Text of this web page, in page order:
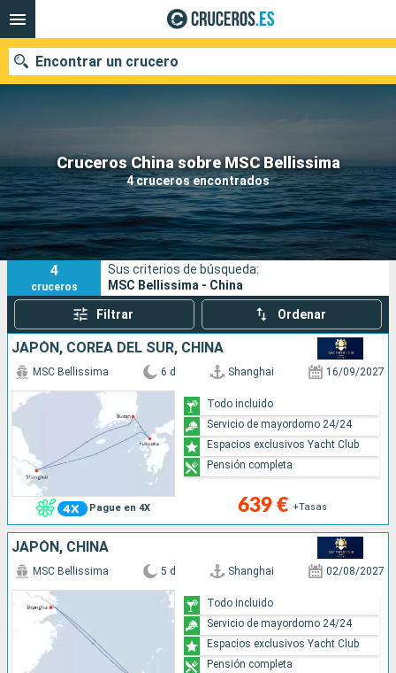
Cruceros China sobre MSC Bellissima
4 cruceros encontrados
Encontrar un crucero
Nuestros destinos
Fecha de salida
Puertos Compañías
Buscar
4
cruceros
Sus criterios de búsqueda:
MSC Bellissima - China
Filtrar Ordenar
JAPÓN, COREA DEL SUR, CHINA
Pague en 4X
MSC Bellissima 6 d Shanghai 16/09/2027
639 € +Tasas
Todo incluido
Servicio de mayordomo 24/24
Espacios exclusivos Yacht Club
Pensión completa
JAPÓN, CHINA
MSC Bellissima 5 d Shanghai 02/08/2027
Todo incluido
Servicio de mayordomo 24/24
Espacios exclusivos Yacht Club
Pensión completa